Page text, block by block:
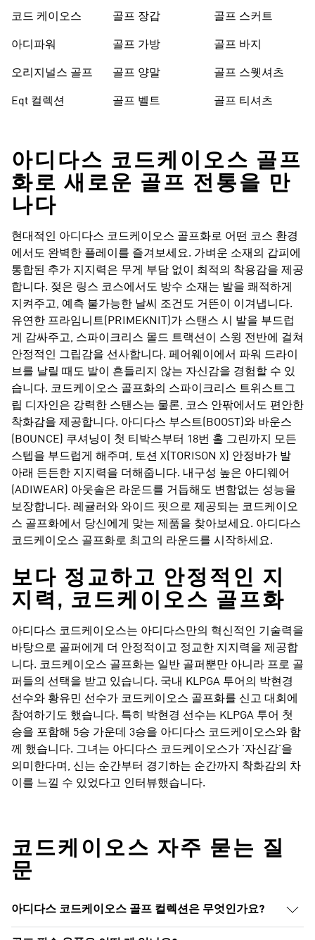
코드 케이오스
아디파워
오리지널스 골프
Eqt 컬렉션
골프 장갑
골프 가방
골프 양말
골프 벨트
골프 스커트
골프 바지
골프 스웻셔츠
골프 티셔츠
아디다스 코드케이오스 골프
화로 새로운 골프 전통을 만
나다
현대적인 아디다스 코드케이오스 골프화로 어떤 코스 환경
에서도 완벽한 플레이를 즐겨보세요. 가벼운 소재의 갑피에
통합된 추가 지지력은 무게 부담 없이 최적의 착용감을 제공
합니다. 젖은 링스 코스에서도 방수 소재는 발을 쾌적하게
지켜주고, 예측 불가능한 날씨 조건도 거뜬이 이겨냅니다.
유연한 프라임니트(PRIMEKNIT)가 스탠스 시 발을 부드럽
게 감싸주고, 스파이크리스 몰드 트랙션이 스윙 전반에 걸쳐
안정적인 그립감을 선사합니다. 페어웨이에서 파워 드라이
브를 날릴 때도 발이 흔들리지 않는 자신감을 경험할 수 있
습니다. 코드케이오스 골프화의 스파이크리스 트위스트그
립 디자인은 강력한 스탠스는 물론, 코스 안팎에서도 편안한
착화감을 제공합니다. 아디다스 부스트(BOOST)와 바운스
(BOUNCE) 쿠셔닝이 첫 티박스부터 18번 홀 그린까지 모든
스텝을 부드럽게 해주며, 토션 X(TORISON X) 안정바가 발
아래 든든한 지지력을 더해줍니다. 내구성 높은 아디웨어
(ADIWEAR) 아웃솔은 라운드를 거듭해도 변함없는 성능을
보장합니다. 레귤러와 와이드 핏으로 제공되는 코드케이오
스 골프화에서 당신에게 맞는 제품을 찾아보세요. 아디다스
코드케이오스 골프화로 최고의 라운드를 시작하세요.
보다 정교하고 안정적인 지
지력, 코드케이오스 골프화
아디다스 코드케이오스는 아디다스만의 혁신적인 기술력을
바탕으로 골퍼에게 더 안정적이고 정교한 지지력을 제공합
니다. 코드케이오스 골프화는 일반 골퍼뿐만 아니라 프로 골
퍼들의 선택을 받고 있습니다. 국내 KLPGA 투어의 박현경
선수와 황유민 선수가 코드케이오스 골프화를 신고 대회에
참여하기도 했습니다. 특히 박현경 선수는 KLPGA 투어 첫
승을 포함해 5승 가운데 3승을 아디다스 코드케이오스와 함
께 했습니다. 그녀는 아디다스 코드케이오스가 '자신감'을
의미한다며, 신는 순간부터 경기하는 순간까지 착화감의 차
이를 느낄 수 있었다고 인터뷰했습니다.
코드케이오스 자주 묻는 질
문
아디다스 코드케이오스 골프 컬렉션은 무엇인가요?